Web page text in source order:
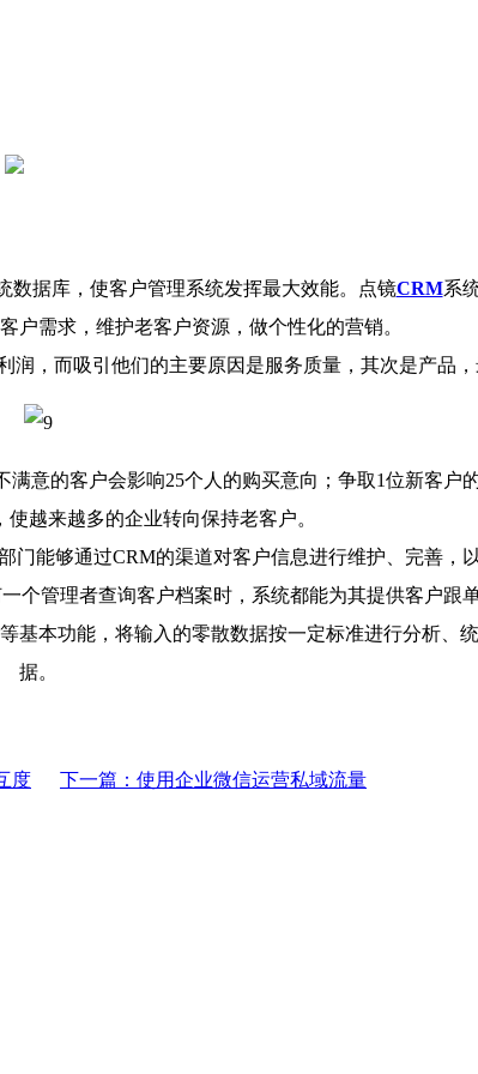
据库，使客户管理系统发挥最大效能。点镜CRM系
户需求，维护老客户资源，做个性化的营销。
，而吸引他们的主要原因是服务质量，其次是产品，
的客户会影响25个人的购买意向；争取1位新客户
越来越多的企业转向保持老客户。
能够通过CRM的渠道对客户信息进行维护、完善，
管理者查询客户档案时，系统都能为其提供客户跟
本功能，将输入的零散数据按一定标准进行分析、
据。
度
下一篇：使用企业微信运营私域流量